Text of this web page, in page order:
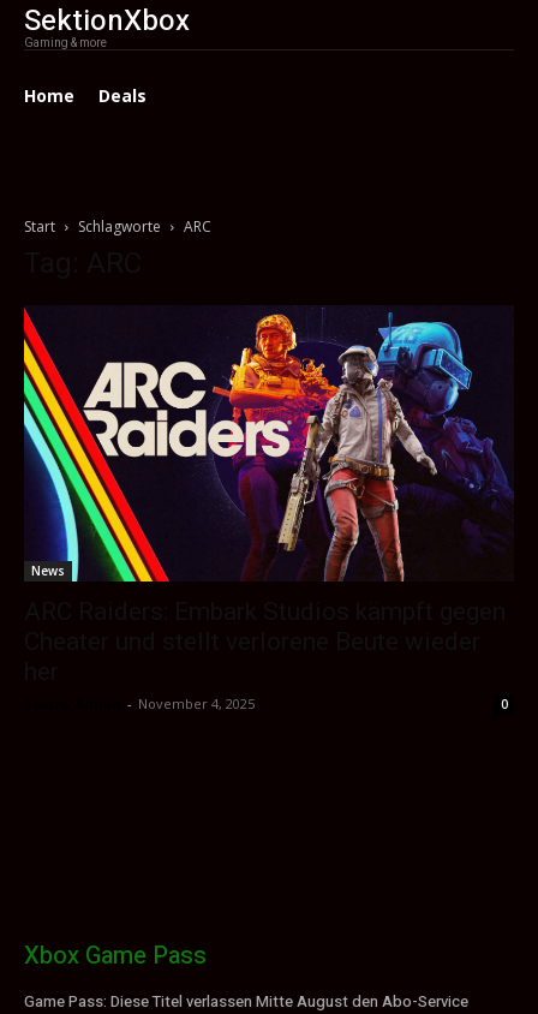
SektionXbox
Gaming & more
Home Deals
Start Schlagworte ARC
News
- November 4, 2025 0
Xbox Game Pass
Game Pass: Diese Titel verlassen Mitte August den Abo-Service